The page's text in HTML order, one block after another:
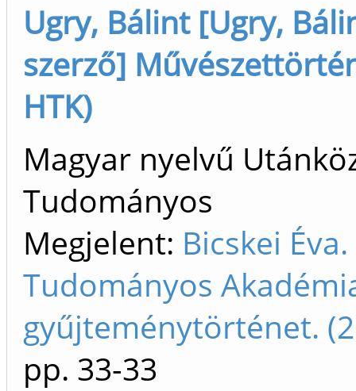
Ugry, Bálint [Ugry,
szerző]
HTK)
Magyar nyelvű
Tudományos
Megjelent: Bicskei
Tudományos
gyűjteménytörténet.
pp. 33-33